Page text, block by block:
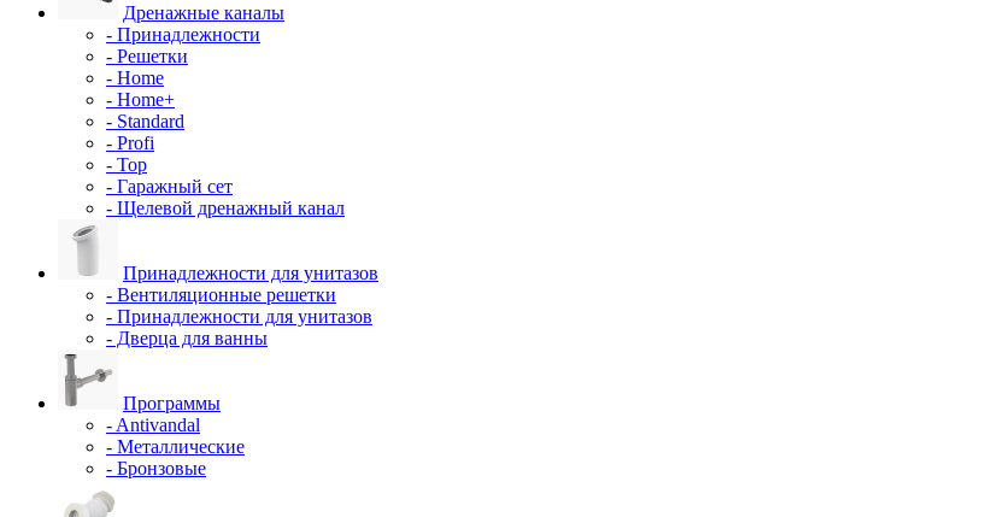
Дренажные каналы
- Принадлежности
- Решетки
- Home
- Home+
- Standard
- Profi
- Top
- Гаражный сет
- Щелевой дренажный канал
Принадлежности для унитазов
- Вентиляционные решетки
- Принадлежности для унитазов
- Дверца для ванны
Программы
- Antivandal
- Металлические
- Бронзовые